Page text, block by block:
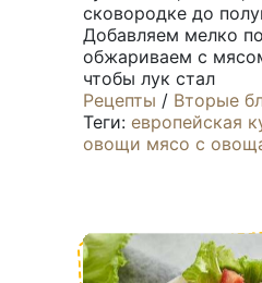
сковородке до
Добавляем мелко
обжариваем с
чтобы лук стал
Рецепты / Вторые
Теги: европейская
овощи мясо с